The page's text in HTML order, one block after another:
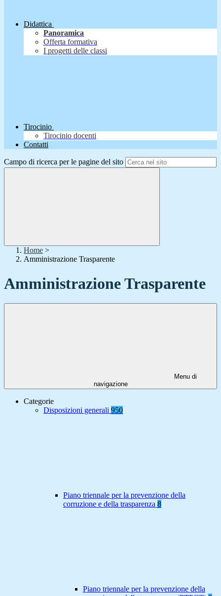
Didattica
Panoramica
Offerta formativa
I progetti delle classi
Tirocinio
Tirocinio docenti
Contatti
Campo di ricerca per le pagine del sito
Home >
Amministrazione Trasparente
Amministrazione Trasparente
Menu di
navigazione
Categorie
Disposizioni generali 950
Piano triennale per la prevenzione della
corruzione e della trasparenza 8
Piano triennale per la prevenzione della